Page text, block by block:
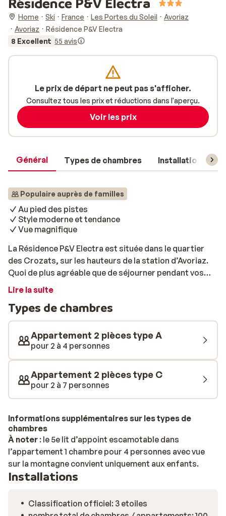
Home Ski France Les Portes du Soleil
Avoriaz
Avoriaz
Résidence P&V Electra
8 Excellent 55 avis
Général Types de chambres Installations
Populaire auprès de familles
Au pied des pistes
Style moderne et tendance
Vue magnifique
La Résidence P&V Electra est située dans le quartier
des Crozats, sur les hauteurs de la station d’Avoriaz.
Quoi de plus agréable que de séjourner pendant vos
vacances dans un appartement tout confort? Les
cadre idéal pour se détendre, avec à votre disposition
un sauna et un hammam. La résidence est reliée au
centre d’Avoriaz par des passages publics (escaliers
pour descendre et quatre escalators pour remonter),
vous permettant d’accéder facilement aux boutiques,
restaurants et bars animés de la station. De plus, elle
bénéficie d’un emplacement directement sur les
pistes: vous pouvez skier jusqu’à la porte de la
de votre séjour à la montagne!
Lire la suite
Types de chambres
Appartement 2 pièces type A
pour 2 à 4 personnes
Appartement 2 pièces type C
pour 2 à 7 personnes
Informations supplémentaires sur les types de
chambres
À noter : le 5e lit d’appoint escamotable dans
l’appartement 1 chambre pour 4 personnes avec vue
sur la montagne convient uniquement aux enfants.
Installations
Classification officiel: 3 etoiles
Le prix de départ ne peut pas s'afficher.
Consultez tous les prix et réductions dans l'aperçu.
Voir les prix